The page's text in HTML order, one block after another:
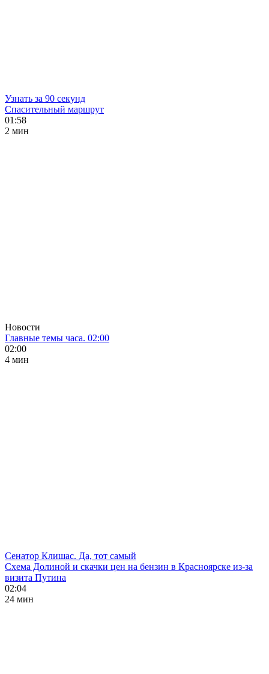
Узнать за 90 секунд
Спасительный маршрут
01:58
2 мин
Новости
Главные темы часа. 02:00
02:00
4 мин
Сенатор Клишас. Да, тот самый
Схема Долиной и скачки цен на бензин в Красноярске из-за
визита Путина
02:04
24 мин